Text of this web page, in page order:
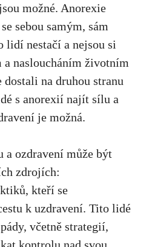
možné. Anorexie
sebou samým, sám
lidí nestačí a nejsou si
nasloucháním životním
na⁤ druhou stranu
s anorexií najít sílu ⁤a
je možná.
a‌ ozdravení může být
zdrojích:
kteří se
k uzdravení. Tito lidé​
včetně strategií,